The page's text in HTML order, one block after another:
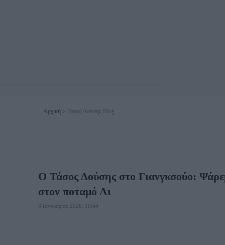
Αρχική Τάσος Δούσης Blog
O Τάσος Δούσης στο Γιανγκσούο:
στον ποταμό Λι
8 Ιανουαρίου 2026, 10:44